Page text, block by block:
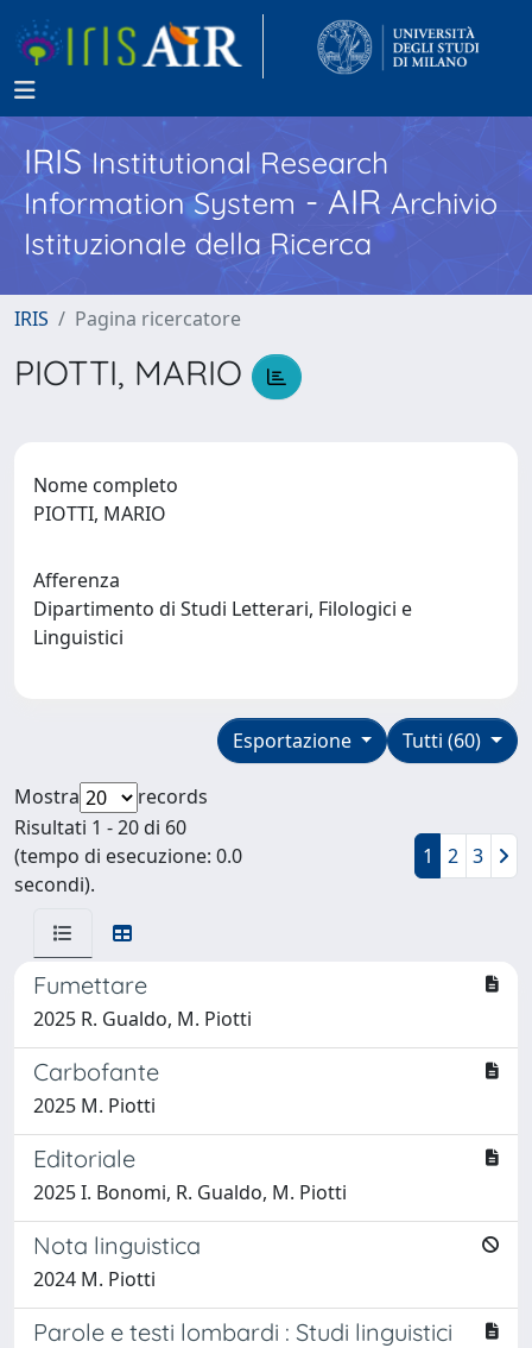
IRISInstitutional Research
Information System - AIR Archivio
Istituzionale della Ricerca
IRIS Pagina ricercatore
PIOTTI, MARIO
Nome completo
PIOTTI, MARIO
Afferenza
Dipartimento di Studi Letterari, Filologici e
Linguistici
Tutti (60)
Esportazione
Mostra
records
Risultati 1 - 20 di 60
(tempo di esecuzione: 0.0
secondi).
1 2 3
Fumettare
2025 R. Gualdo, M. Piotti
Carbofante
2025 M. Piotti
Editoriale
2025 I. Bonomi, R. Gualdo, M. Piotti
Nota linguistica
2024 M. Piotti
Parole e testi lombardi : Studi linguistici